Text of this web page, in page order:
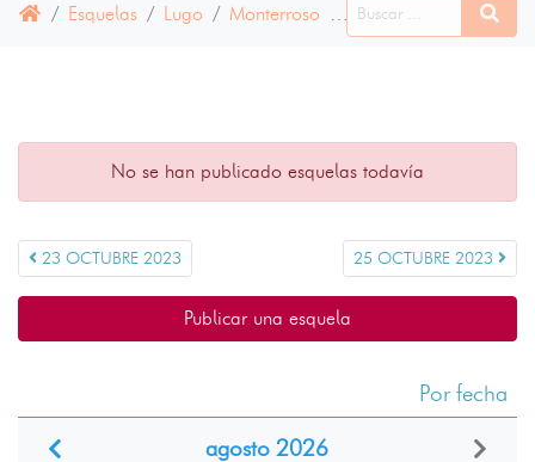
Esquelas Lugo Monterroso 24 OCTUBRE 2023
No se han publicado esquelas todavía
23 OCTUBRE 2023 25 OCTUBRE 2023
Publicar una esquela
Por fecha
agosto 2026